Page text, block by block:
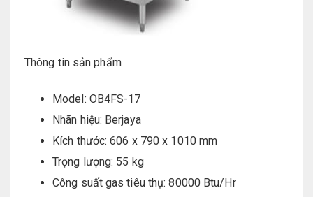
Thông tin sản phẩm
Model: OB4FS-17
Nhãn hiệu: Berjaya
Kích thước: 606 x 790 x 1010 mm
Trọng lượng: 55 kg
Công suất gas tiêu thụ: 80000 Btu/Hr